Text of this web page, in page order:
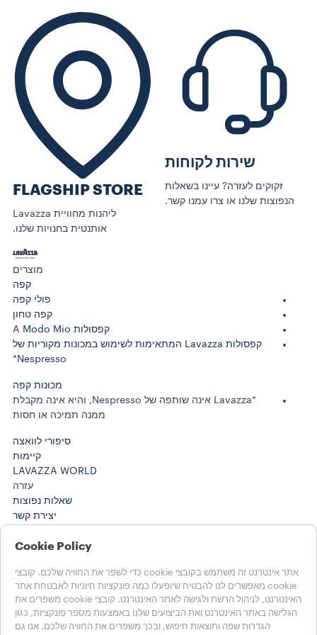
שירות לקוחות
זקוקים לעזרה? עיינו בשאלות
הנפוצות שלנו או צרו עמנו קשר.
FLAGSHIP STORE
ליהנות מחוויית Lavazza
אותנטית בחנויות שלנו.
מוצרים
קפה
פולי קפה
קפה טחון
קפסולות A Modo Mio
קפסולות Lavazza המתאימות לשימוש במכונות מקוריות של
Nespresso*
מכונות קפה
*Lavazza אינה שותפה של Nespresso, והיא אינה מקבלת
ממנה תמיכה או חסות
סיפורי לוואצה
קיימות
LAVAZZA WORLD
עזרה
שאלות נפוצות
יצירת קשר
בחרו את המדינה שלכם
ישראל
Cookie הגדרות
Cookie Policy
אתר אינטרנט זה משתמש בקובצי cookie כדי לשפר את החוויה שלכם. קובצי
cookie מאפשרים לנו להבטיח שיופעלו כמה פונקציות חיוניות לאבטחת אתר
האינטרנט, לניהול הרשת ולגישה לאתר האינטרנט. קובצי cookie משפרים את
הגלישה באתר האינטרנט ואת הביצועים שלנו באמצעות מספר פונקציות, כגון
הגדרות שפה ותוצאות חיפוש, ובכך משפרים את החוויה שלכם. אנו גם